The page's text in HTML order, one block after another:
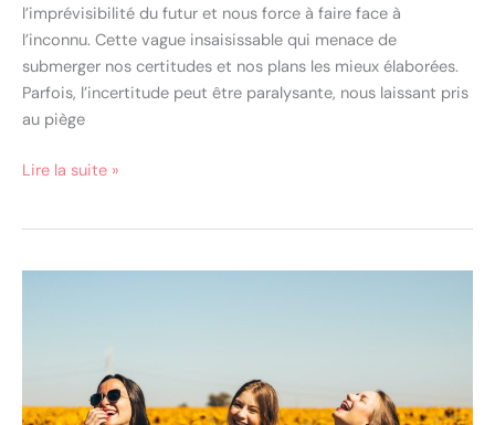
l’imprévisibilité du futur et nous force à faire face à
l’inconnu. Cette vague insaisissable qui menace de
submerger nos certitudes et nos plans les mieux élaborées.
Parfois, l’incertitude peut être paralysante, nous laissant pris
au piège
Lire la suite »
détacher